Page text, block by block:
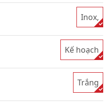
Inox,
Kế hoạch
Trắng